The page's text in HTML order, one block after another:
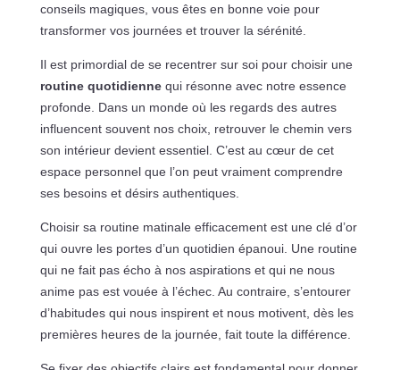
conseils magiques, vous êtes en bonne voie pour
transformer vos journées et trouver la sérénité.
Il est primordial de se recentrer sur soi pour choisir une
routine quotidiennequi résonne avec notre essence
profonde. Dans un monde où les regards des autres
influencent souvent nos choix, retrouver le chemin vers
son intérieur devient essentiel. C’est au cœur de cet
espace personnel que l’on peut vraiment comprendre
ses besoins et désirs authentiques.
Choisir sa routine matinale efficacement est une clé d’or
qui ouvre les portes d’un quotidien épanoui. Une routine
qui ne fait pas écho à nos aspirations et qui ne nous
anime pas est vouée à l’échec. Au contraire, s’entourer
d’habitudes qui nous inspirent et nous motivent, dès les
premières heures de la journée, fait toute la différence.